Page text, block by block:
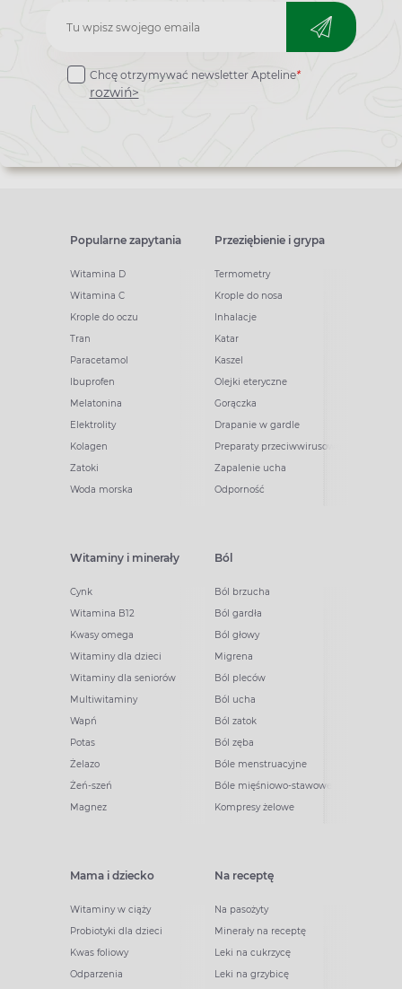
Zapisz
do
newslettera
Chcę otrzymywać newsletter Apteline*
rozwiń>
Popularne zapytania
Witamina D
Witamina C
Krople do oczu
Tran
Paracetamol
Ibuprofen
Melatonina
Elektrolity
Kolagen
Zatoki
Woda morska
Przeziębienie i grypa
Termometry
Krople do nosa
Inhalacje
Katar
Kaszel
Olejki eteryczne
Gorączka
Drapanie w gardle
Preparaty przeciwwirusowe
Zapalenie ucha
Odporność
Witaminy i minerały
Cynk
Witamina B12
Kwasy omega
Witaminy dla dzieci
Witaminy dla seniorów
Multiwitaminy
Wapń
Potas
Żelazo
Żeń-szeń
Magnez
Ból
Ból brzucha
Ból gardła
Ból głowy
Migrena
Ból pleców
Ból ucha
Ból zatok
Ból zęba
Bóle menstruacyjne
Bóle mięśniowo-stawowe
Kompresy żelowe
Mama i dziecko
Witaminy w ciąży
Probiotyki dla dzieci
Kwas foliowy
Odparzenia
Na receptę
Na pasożyty
Minerały na receptę
Leki na cukrzycę
Leki na grzybicę